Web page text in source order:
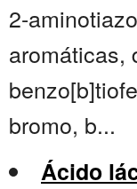
2-
aromáticas,
bromo, b...
Ácido